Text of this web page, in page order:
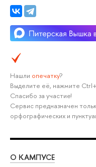
Нашли опечатку?
Выделите её, нажмите
Спасибо за участие!
Сервис предназначен
орфографических и
О КАМПУСЕ